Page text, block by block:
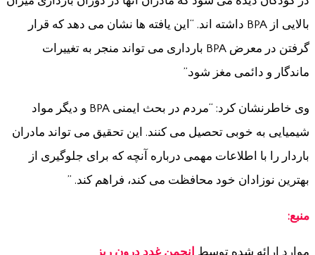
بالایی از BPA داشته اند. “این یافته ها نشان می دهد که قرار
گرفتن در معرض BPA بارداری می تواند منجر به تغییرات
ماندگار و دائمی مغز شود.”
وی خاطرنشان کرد: “مردم در بحث ایمنی BPA و دیگر مواد
شیمیایی به خوبی تحصیل می کنند. این تحقیق می تواند مادران
باردار را با اطلاعات مهمی درباره آنچه که برای جلوگیری از
بهترین نوزادان خود محافظت می کند، فراهم کند. ”
منبع:
موارد ارائه شده توسط انجمن غدد درون ریز